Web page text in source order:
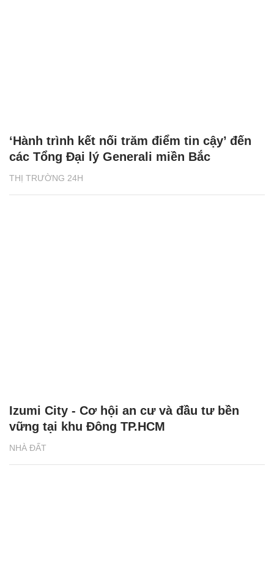
THỊ TRƯỜNG 24H
‘Hành trình kết nối trăm điểm tin cậy’ đến
các Tổng Đại lý Generali miền Bắc
NHÀ ĐẤT
Izumi City - Cơ hội an cư và đầu tư bền
vững tại khu Đông TP.HCM